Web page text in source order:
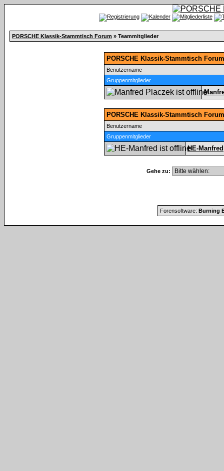
PORSCHE Klassik-Stammtisch Forum » Teammitglieder
PORSCHE Klassik-Stammtisch
Benutzername
Gruppenmitglieder
PORSCHE Klassik-Stammtisch
Benutzername
Gruppenmitglieder
HE-Manfred
Gehe zu:
Forensoftware: Burning